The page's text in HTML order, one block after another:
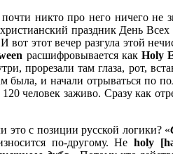
никто про него ничего не
праздник День
вот этот вечер разгула этой
расшифровывается как Holy
прорезали там глаза, рот,
была, и начали отрываться по
человек заживо. Сразу как
это с позиции русской логики? «
по-другому. Неholy [